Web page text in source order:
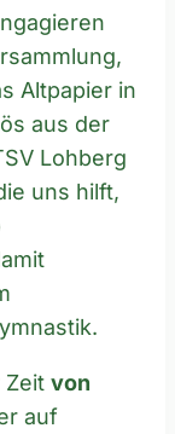
Altpapier in
aus der
Lohberg
uns hilft,
Zeit von
auf